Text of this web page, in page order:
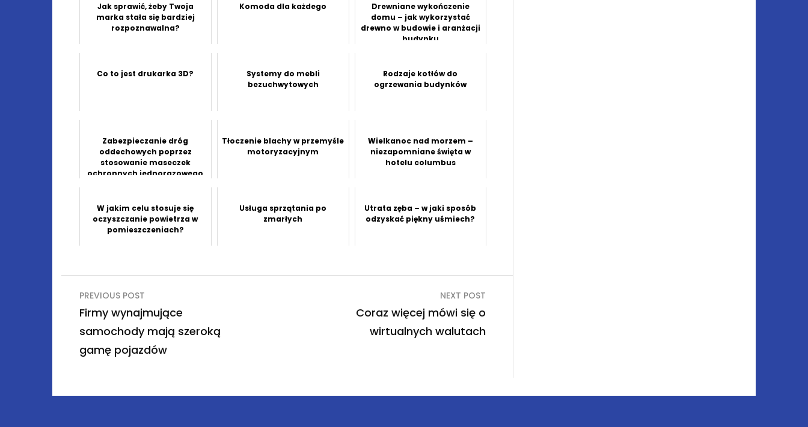
Jak sprawić, żeby Twoja
marka stała się bardziej
rozpoznawalna?
Komoda dla każdego
Drewniane wykończenie
domu – jak wykorzystać
drewno w budowie i aranżacji
budynku
Co to jest drukarka 3D?
Systemy do mebli
bezuchwytowych
Rodzaje kotłów do
ogrzewania budynków
Zabezpieczanie dróg
oddechowych poprzez
stosowanie maseczek
ochronnych jednorazowego
Tłoczenie blachy w przemyśle
motoryzacyjnym
Wielkanoc nad morzem –
niezapomniane święta w
hotelu columbus
W jakim celu stosuje się
oczyszczanie powietrza w
pomieszczeniach?
Usługa sprzątania po
zmarłych
Utrata zęba – w jaki sposób
odzyskać piękny uśmiech?
Nawigacja
wpisu
PREVIOUS POST
Firmy wynajmujące
samochody mają szeroką
gamę pojazdów
NEXT POST
Coraz więcej mówi się o
wirtualnych walutach